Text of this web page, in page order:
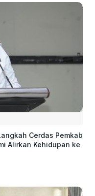
Cerdas Pemkab
Alirkan Kehidupan ke